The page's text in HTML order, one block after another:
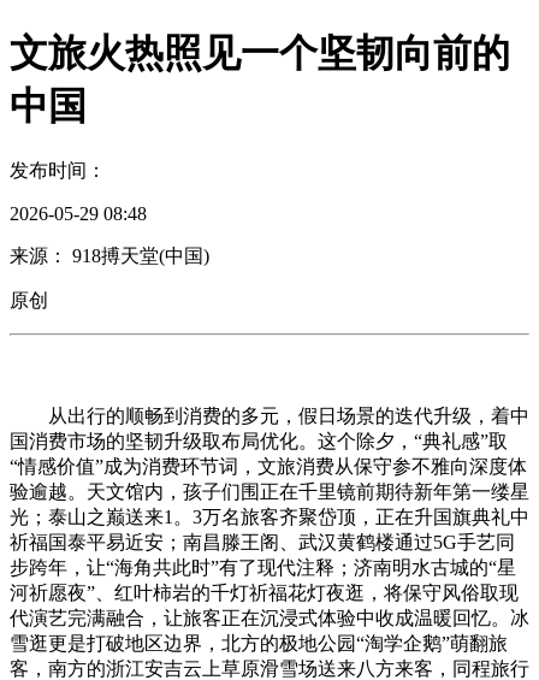
文旅火热照见一个坚韧向前的
中国
发布时间：
2026-05-29 08:48
来源： 918搏天堂(中国)
原创
从出行的顺畅到消费的多元，假日场景的迭代升级，着中
国消费市场的坚韧升级取布局优化。这个除夕，“典礼感”取
“情感价值”成为消费环节词，文旅消费从保守参不雅向深度体
验逾越。天文馆内，孩子们围正在千里镜前期待新年第一缕星
光；泰山之巅送来1。3万名旅客齐聚岱顶，正在升国旗典礼中
祈福国泰平易近安；南昌滕王阁、武汉黄鹤楼通过5G手艺同
步跨年，让“海角共此时”有了现代注释；济南明水古城的“星
河祈愿夜”、红叶柿岩的千灯祈福花灯夜逛，将保守风俗取现
代演艺完满融合，让旅客正在沉浸式体验中收成温暖回忆。冰
雪逛更是打破地区边界，北方的极地公园“淘学企鹅”萌翻旅
客，南方的浙江安吉云上草原滑雪场送来八方来客，同程旅行